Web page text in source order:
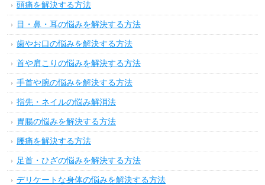
頭痛を解決する方法
目・鼻・耳の悩みを解決する方法
歯やお口の悩みを解決する方法
首や肩こりの悩みを解決する方法
手首や腕の悩みを解決する方法
指先・ネイルの悩み解消法
胃腸の悩みを解決する方法
腰痛を解決する方法
足首・ひざの悩みを解決する方法
デリケートな身体の悩みを解決する方法